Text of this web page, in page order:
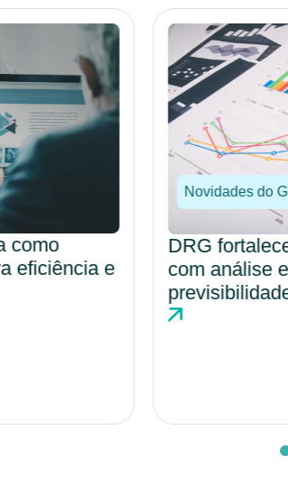
como
eficiência e
Novidades do
DRG
com análise